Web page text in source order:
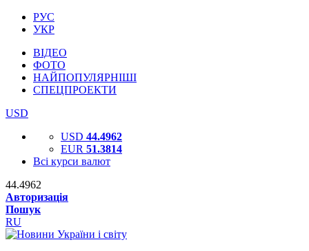
РУС
УКР
ВІДЕО
ФОТО
НАЙПОПУЛЯРНІШІ
СПЕЦПРОЕКТИ
USD
USD 44.4962
EUR 51.3814
Всі курси валют
44.4962
Авторизація
Пошук
RU